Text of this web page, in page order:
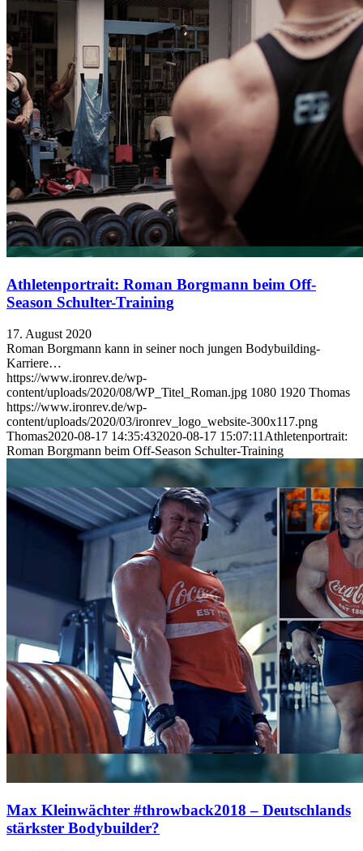
Athletenportrait: Roman Borgmann beim Off-
Season Schulter-Training
17. August 2020
Roman Borgmann kann in seiner noch jungen Bodybuilding-
Karriere…
https://www.ironrev.de/wp-
content/uploads/2020/08/WP_Titel_Roman.jpg 1080 1920 Thomas
https://www.ironrev.de/wp-
content/uploads/2020/03/ironrev_logo_website-300x117.png
Thomas2020-08-17 14:35:432020-08-17 15:07:11 Athletenportrait:
Roman Borgmann beim Off-Season Schulter-Training
Max Kleinwächter #throwback2018 – Deutschlands
stärkster Bodybuilder?